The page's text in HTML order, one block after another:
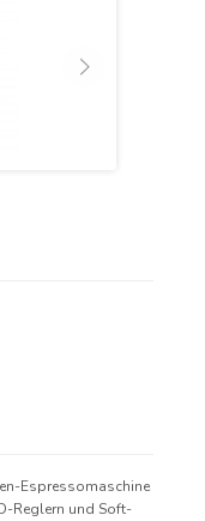
Espressomaschine
Reglern und Soft-